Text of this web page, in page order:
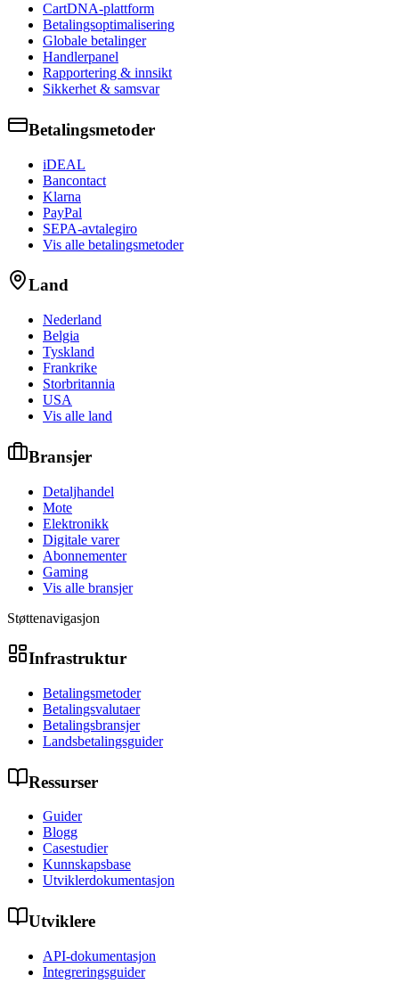
CartDNA-plattform
Betalingsoptimalisering
Globale betalinger
Handlerpanel
Rapportering & innsikt
Sikkerhet & samsvar
Betalingsmetoder
iDEAL
Bancontact
Klarna
PayPal
SEPA-avtalegiro
Vis alle betalingsmetoder
Land
Nederland
Belgia
Tyskland
Frankrike
Storbritannia
USA
Vis alle land
Bransjer
Detaljhandel
Mote
Elektronikk
Digitale varer
Abonnementer
Gaming
Vis alle bransjer
Støttenavigasjon
Infrastruktur
Betalingsmetoder
Betalingsvalutaer
Betalingsbransjer
Landsbetalingsguider
Ressurser
Guider
Blogg
Casestudier
Kunnskapsbase
Utviklerdokumentasjon
Utviklere
API-dokumentasjon
Integreringsguider